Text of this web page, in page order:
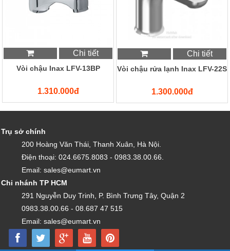
Chi tiết
Vòi chậu Inax LFV-13BP
1.310.000đ
Chi tiết
Vòi chậu rửa lạnh Inax LFV-22S
1.300.000đ
Trụ sở chính
200 Hoàng Văn Thái, Thanh Xuân, Hà Nội.
Điện thoại: 024.6675.8083 - 0983.38.00.66.
Email: sales@eumart.vn
Chi nhánh TP HCM
291 Nguyễn Duy Trinh, P. Bình Trưng Tây, Quận 2
0983.38.00.66 - 08.687 47 515
Email: sales@eumart.vn